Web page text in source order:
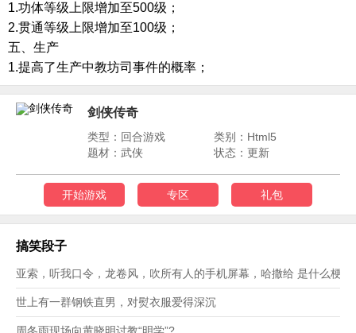
1.功体等级上限增加至500级；
2.贯通等级上限增加至100级；
五、生产
1.提高了生产中教坊司事件的概率；
剑侠传奇
类型：回合游戏
类别：Html5
题材：武侠
状态：更新
开始游戏 专区 礼包
搞笑段子
亚索，听我口令，龙卷风，吹所有人的手机屏幕，哈撒给 是什么梗？
世上有一群钢铁直男，对熨衣服爱得深沉